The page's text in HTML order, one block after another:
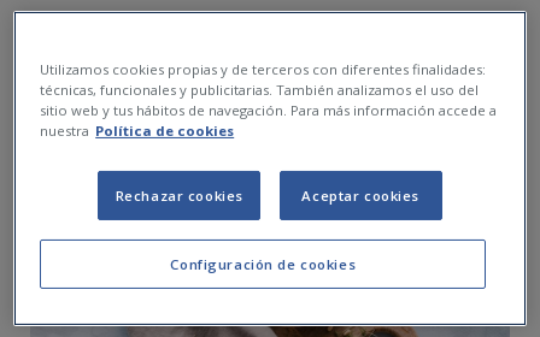
Utilizamos cookies propias y de terceros con diferentes finalidades:
técnicas, funcionales y publicitarias. También analizamos el uso del
sitio web y tus hábitos de navegación. Para más información accede a
nuestra Política de cookies
Configuración de cookies
Rechazar cookies Aceptar cookies